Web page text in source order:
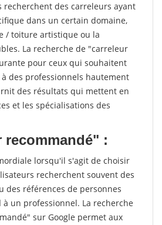
recherchent des carreleurs ayant
dans un certain domaine,
/ toiture artistique ou la
La recherche de "carreleur
pour ceux qui souhaitent
des professionnels hautement
des résultats qui mettent en
et les spécialisations des
recommandé" :
lorsqu'il s'agit de choisir
recherchent souvent des
des références de personnes
un professionnel. La recherche
sur Google permet aux